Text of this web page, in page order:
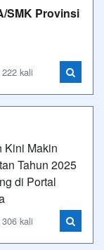
SMK Provinsi
kali
Kini Makin
Tahun 2025
di Portal
kali